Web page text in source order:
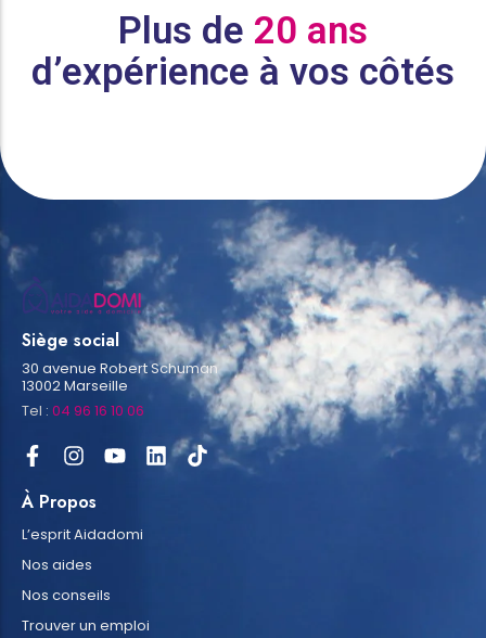
Plus de 20 ans
d’expérience à vos côtés
Siège social
30 avenue Robert Schuman
13002 Marseille
Tel : 04 96 16 10 06
À Propos
L’esprit Aidadomi
Nos aides
Nos conseils
Trouver un emploi